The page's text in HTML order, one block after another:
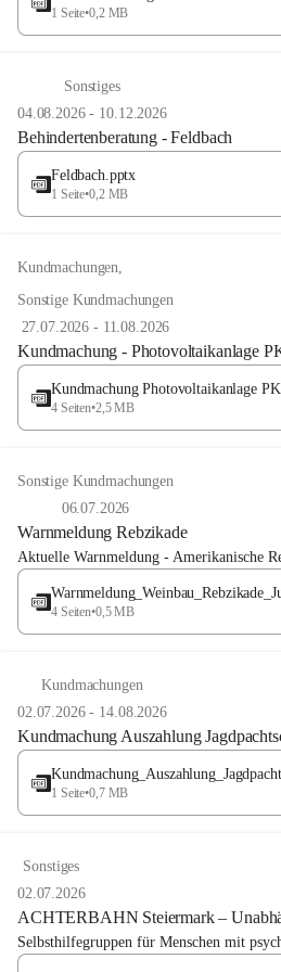
1 Seite•0,2 MB
Sonstiges
04.08.2026- 10.12.2026
Behindertenberatung - Feldbach
Feldbach.pptx
1 Seite•0,2 MB
Kundmachungen,
Sonstige Kundmachungen
27.07.2026 - 11.08.2026
Kundmachung - Photovoltaikanlage
Kundmachung Photovoltaikanlage
4 Seiten•2,5 MB
Sonstige Kundmachungen
06.07.2026
Warnmeldung Rebzikade
Aktuelle Warnmeldung - Amerikanische
4 Seiten•0,5 MB
Kundmachungen
02.07.2026- 14.08.2026
Kundmachung Auszahlung
1 Seite•0,7 MB
Sonstiges
02.07.2026
ACHTERBAHN Steiermark –
Selbsthilfegruppen für Menschen mit